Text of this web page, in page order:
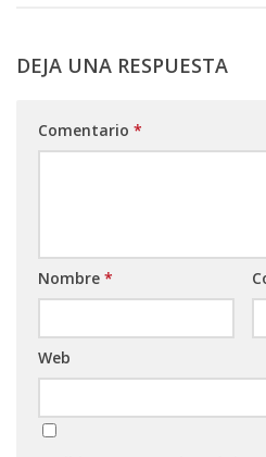
DEJA UNA RESPUESTA
Comentario *
Nombre *
Web